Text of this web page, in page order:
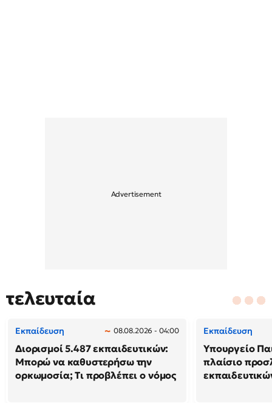
τελευταία
Εκπαίδευση 08.08.2026 - 04:00
Διορισμοί 5.487 εκπαιδευτικών:
Μπορώ να καθυστερήσω την
ορκωμοσία; Τι προβλέπει ο νόμος
Εκπαίδευση
Υπουργείο
πλαίσιο